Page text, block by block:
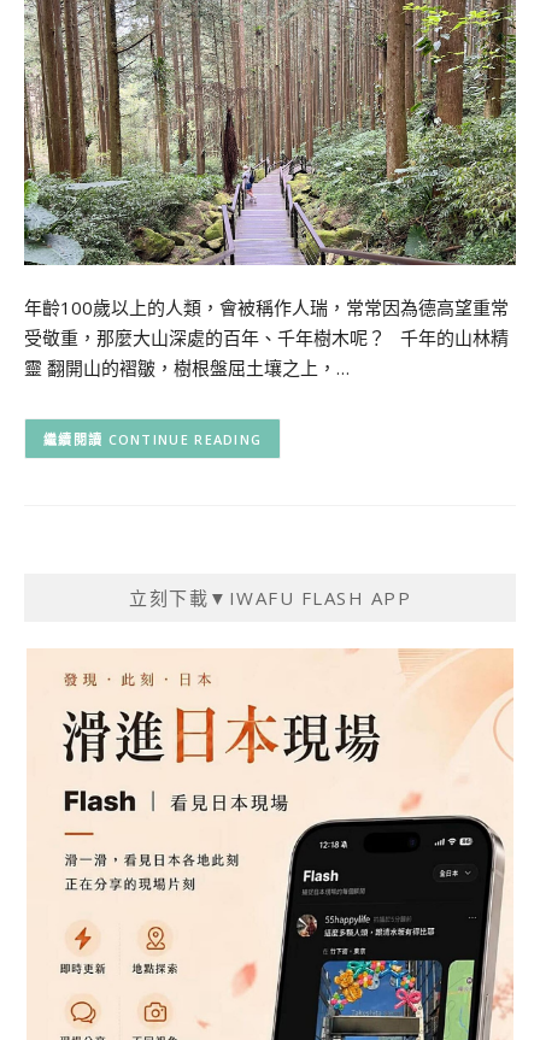
年齡100歲以上的人類，會被稱作人瑞，常常因為德高望重常
受敬重，那麼大山深處的百年、千年樹木呢？ 千年的山林精
靈 翻開山的褶皺，樹根盤屈土壤之上，…
CONTINUE READING
立刻下載▼IWAFU FLASH APP